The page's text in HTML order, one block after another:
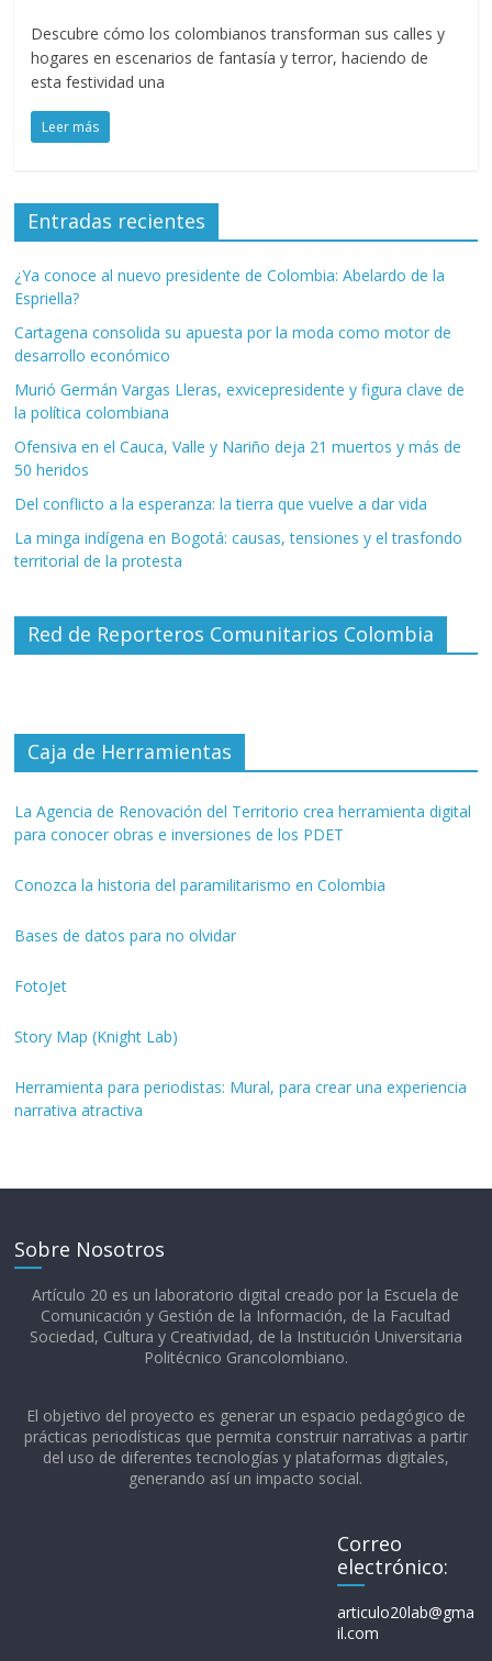
Descubre cómo los colombianos transforman sus calles y
hogares en escenarios de fantasía y terror, haciendo de
esta festividad una
Leer más
Entradas recientes
¿Ya conoce al nuevo presidente de Colombia: Abelardo de la
Espriella?
Cartagena consolida su apuesta por la moda como motor de
desarrollo económico
Murió Germán Vargas Lleras, exvicepresidente y figura clave de
la política colombiana
Ofensiva en el Cauca, Valle y Nariño deja 21 muertos y más de
50 heridos
Del conflicto a la esperanza: la tierra que vuelve a dar vida
La minga indígena en Bogotá: causas, tensiones y el trasfondo
territorial de la protesta
Red de Reporteros Comunitarios Colombia
Caja de Herramientas
La Agencia de Renovación del Territorio crea herramienta digital
para conocer obras e inversiones de los PDET
Conozca la historia del paramilitarismo en Colombia
Bases de datos para no olvidar
FotoJet
Story Map (Knight Lab)
Herramienta para periodistas: Mural, para crear una experiencia
narrativa atractiva
Sobre Nosotros
Artículo 20 es un laboratorio digital creado por la Escuela de
Comunicación y Gestión de la Información, de la Facultad
Sociedad, Cultura y Creatividad, de la Institución Universitaria
Politécnico Grancolombiano.​
El objetivo del proyecto es generar un espacio pedagógico de
prácticas periodísticas que permita construir narrativas a partir
del uso de diferentes tecnologías y plataformas digitales,
generando así un impacto social.
Correo
electrónico:
articulo20lab@gma
il.com